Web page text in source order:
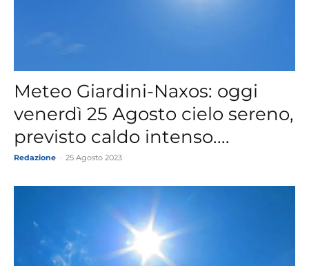
Meteo Giardini-Naxos: oggi
venerdì 25 Agosto cielo sereno,
previsto caldo intenso....
Redazione 25 Agosto 2023